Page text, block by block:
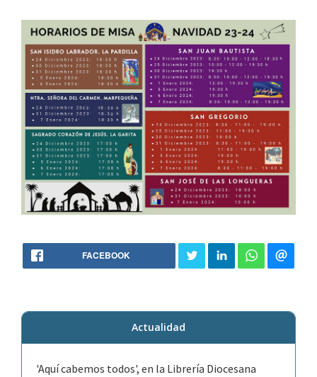
FACEBOOK
Actualidad
'Aquí cabemos todos', en la Librería Diocesana